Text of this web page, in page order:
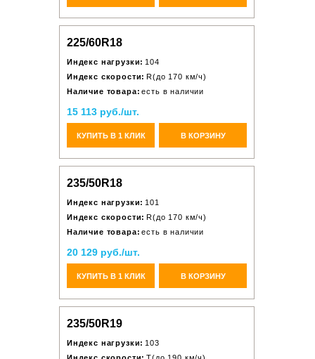
225/60R18
Индекс нагрузки: 104
Индекс скорости: R(до 170 км/ч)
Наличие товара: есть в наличии
15 113 руб./шт.
КУПИТЬ В 1 КЛИК В КОРЗИНУ
235/50R18
Индекс нагрузки: 101
Индекс скорости: R(до 170 км/ч)
Наличие товара: есть в наличии
20 129 руб./шт.
КУПИТЬ В 1 КЛИК В КОРЗИНУ
235/50R19
Индекс нагрузки: 103